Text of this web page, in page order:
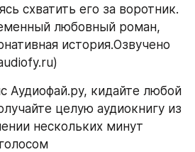
схватить его за воротник.
любовный роман,
история.Озвучено
Аудиофай.ру, кидайте любой
целую аудиокнигу из
нескольких минут